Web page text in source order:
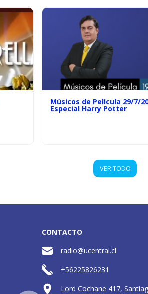
Músicos de Película 29/7/
Especial Harry Potter
VER TODO
CONTACTO
radio@ucentral.cl
+56225826231
Lord Cochane 417,